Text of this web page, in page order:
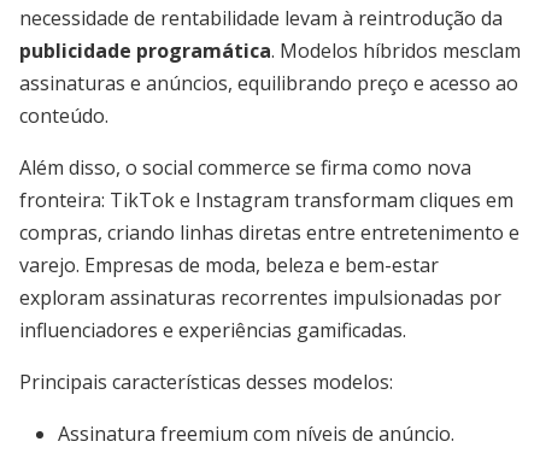
necessidade de rentabilidade levam à reintrodução da
publicidade programática. Modelos híbridos mesclam
assinaturas e anúncios, equilibrando preço e acesso ao
conteúdo.
Além disso, o social commerce se firma como nova
fronteira: TikTok e Instagram transformam cliques em
compras, criando linhas diretas entre entretenimento e
varejo. Empresas de moda, beleza e bem-estar
exploram assinaturas recorrentes impulsionadas por
influenciadores e experiências gamificadas.
Principais características desses modelos:
Assinatura freemium com níveis de anúncio.